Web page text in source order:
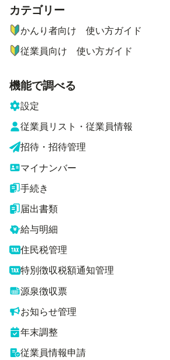
ナビゲーションメニュー
カテゴリー
かんり者向け 使い方ガイド
従業員向け 使い方ガイド
機能で調べる
設定
従業員リスト・従業員情報
招待・招待管理
マイナンバー
手続き
届出書類
給与明細
住民税管理
特別徴収税額通知管理
源泉徴収票
お知らせ管理
年末調整
従業員情報申請